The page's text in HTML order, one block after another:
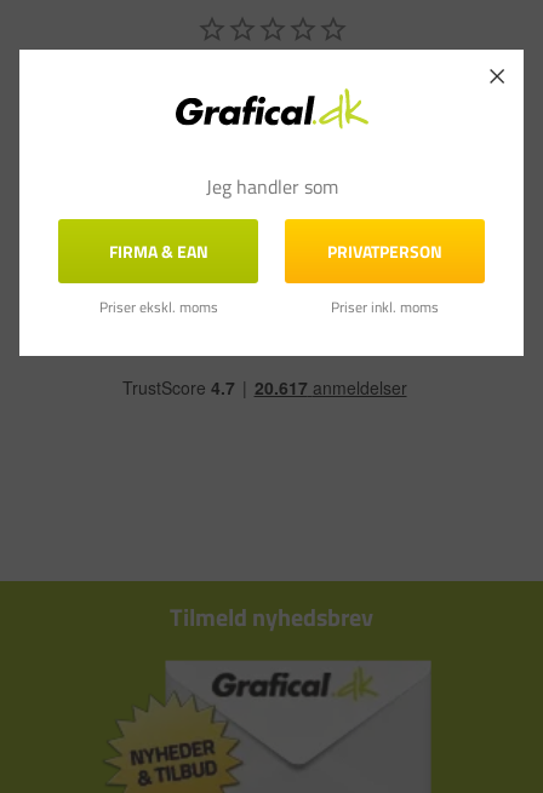
Skriv en anmeldelse
Spørgsmål & Svar
Tilmeld nyhedsbrev
Jeg handler som
FIRMA & EAN
Priser ekskl. moms
PRIVATPERSON
Priser inkl. moms